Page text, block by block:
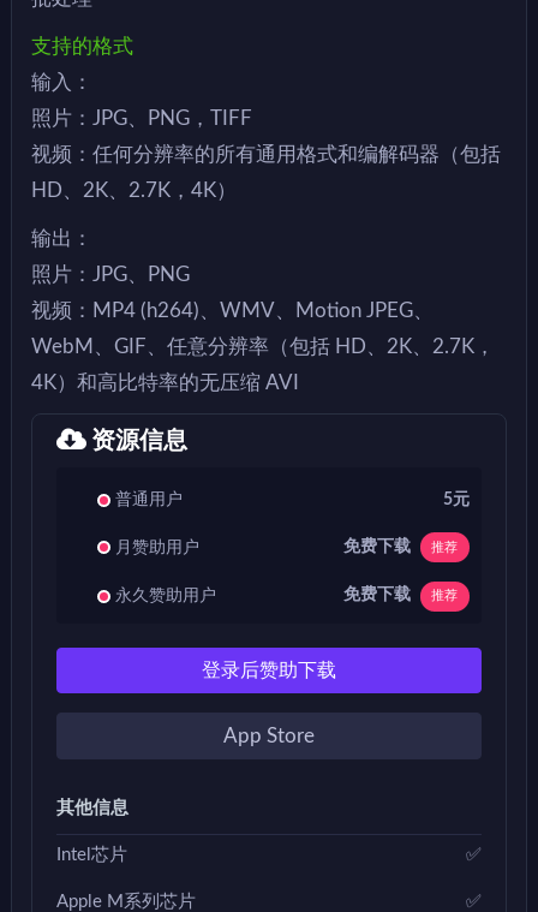
支持的格式
输入：
照片：JPG、PNG，TIFF
视频：任何分辨率的所有通用格式和编解码器（包括
HD、2K、2.7K，4K）
输出：
照片：JPG、PNG
视频：MP4 (h264)、WMV、Motion JPEG、
WebM、GIF、任意分辨率（包括 HD、2K、2.7K，
4K）和高比特率的无压缩 AVI
资源信息
普通用户 5元
月赞助用户 免费下载 推荐
永久赞助用户 免费下载 推荐
登录后赞助下载
App Store
其他信息
Intel芯片 ✅
Apple M系列芯片 ✅